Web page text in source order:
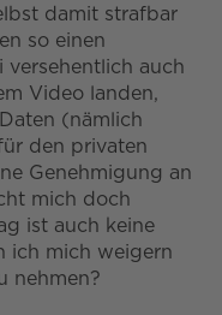
damit strafbar
so einen
auch
Video landen,
(nämlich
den privaten
Genehmigung an
mich doch
ist auch keine
ich mich weigern
nehmen?